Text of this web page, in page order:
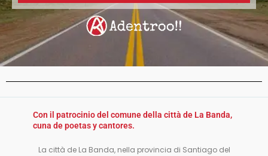
Con il patrocinio del comune della città de La Banda,
cuna de poetas y cantores.
La città de La Banda, nella provincia di Santiago del